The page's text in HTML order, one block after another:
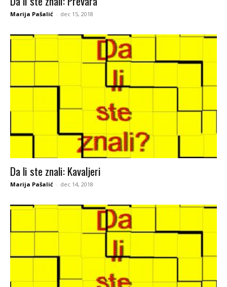
Marija Pašalić - dec 15, 2018
Da li ste znali: Kavaljeri
Marija Pašalić - dec 14, 2018